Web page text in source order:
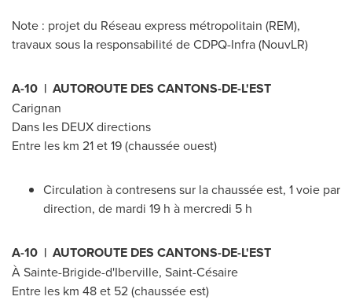
Note : projet du Réseau express métropolitain (REM),
travaux sous la responsabilité de CDPQ-Infra (NouvLR)
A-10 | AUTOROUTE DES CANTONS-DE-L'EST
Carignan
Dans les DEUX directions
Entre les km 21 et 19 (chaussée ouest)
Circulation à contresens sur la chaussée est, 1 voie par
direction, de mardi 19 h à mercredi 5 h
A-10 | AUTOROUTE DES CANTONS-DE-L'EST
À Sainte-Brigide-d'Iberville, Saint-Césaire
Entre les km 48 et 52 (chaussée est)